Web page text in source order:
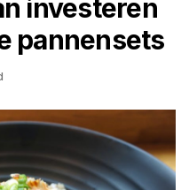
investeren
pannensets